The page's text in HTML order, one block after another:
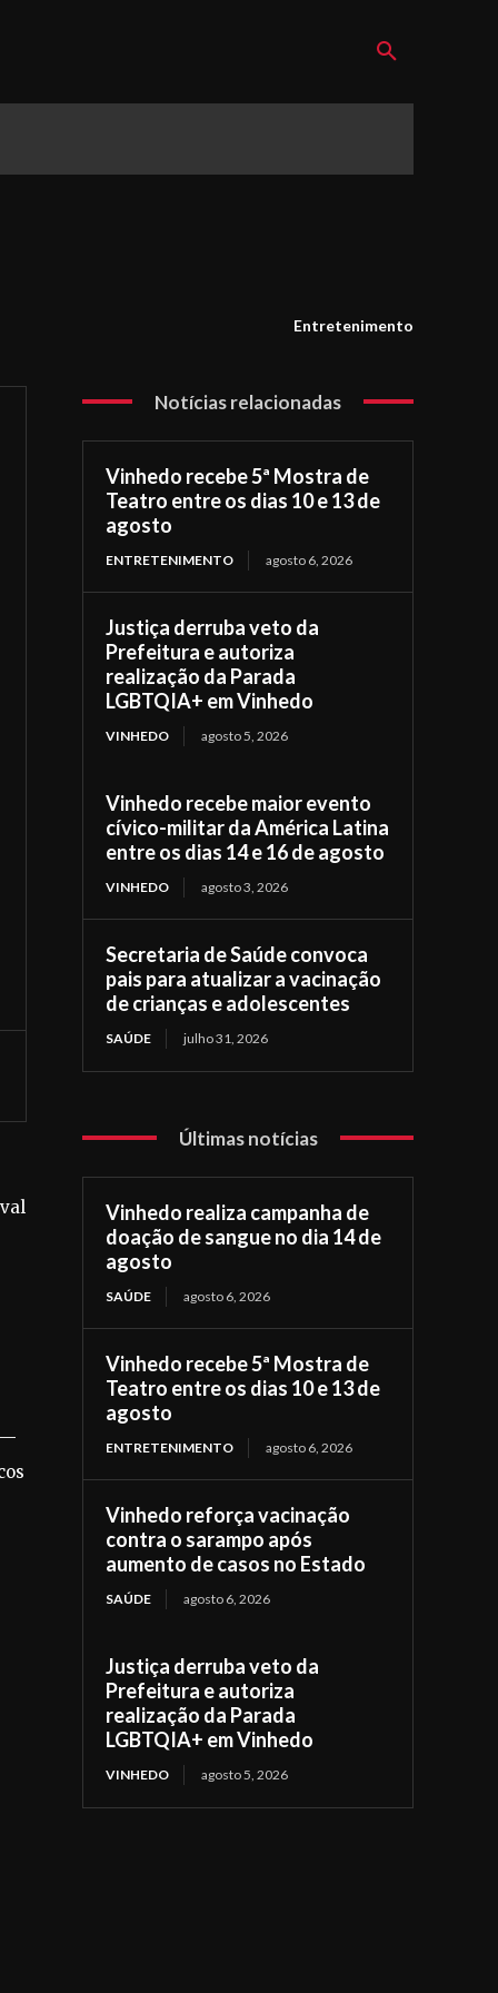
Entretenimento
—
Notícias relacionadas
Vinhedo recebe 5ª Mostra de
Teatro entre os dias 10 e 13 de
agosto
ENTRETENIMENTO agosto 6, 2026
Justiça derruba veto da
Prefeitura e autoriza
realização da Parada
LGBTQIA+ em Vinhedo
VINHEDO agosto 5, 2026
Vinhedo recebe maior evento
cívico-militar da América Latina
entre os dias 14 e 16 de agosto
VINHEDO agosto 3, 2026
Secretaria de Saúde convoca
pais para atualizar a vacinação
de crianças e adolescentes
SAÚDE julho 31, 2026
Últimas notícias
Vinhedo realiza campanha de
doação de sangue no dia 14 de
agosto
SAÚDE agosto 6, 2026
Vinhedo recebe 5ª Mostra de
Teatro entre os dias 10 e 13 de
agosto
ENTRETENIMENTO agosto 6, 2026
Vinhedo reforça vacinação
contra o sarampo após
aumento de casos no Estado
SAÚDE agosto 6, 2026
Justiça derruba veto da
Prefeitura e autoriza
realização da Parada
LGBTQIA+ em Vinhedo
VINHEDO agosto 5, 2026